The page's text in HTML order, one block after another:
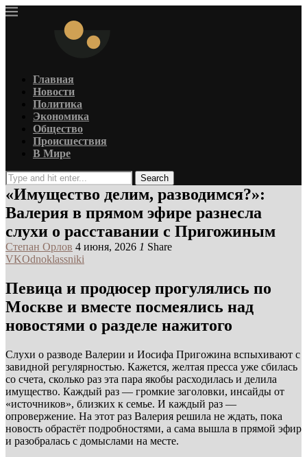
Главная
Новости
Политика
Экономика
Общество
Происшествия
В Мире
Search
«Имущество делим, разводимся?»:
Валерия в прямом эфире разнесла
слухи о расставании с Пригожиным
Степан Орлов 4 июня, 2026 1 Share
VKOdnoklassniki
Певица и продюсер прогулялись по
Москве и вместе посмеялись над
новостями о разделе нажитого
Слухи о разводе Валерии и Иосифа Пригожина вспыхивают с
завидной регулярностью. Кажется, желтая пресса уже сбилась
со счета, сколько раз эта пара якобы расходилась и делила
имущество. Каждый раз — громкие заголовки, инсайды от
«источников», близких к семье. И каждый раз —
опровержение. На этот раз Валерия решила не ждать, пока
новость обрастёт подробностями, а сама вышла в прямой эфир
и разобралась с домыслами на месте.